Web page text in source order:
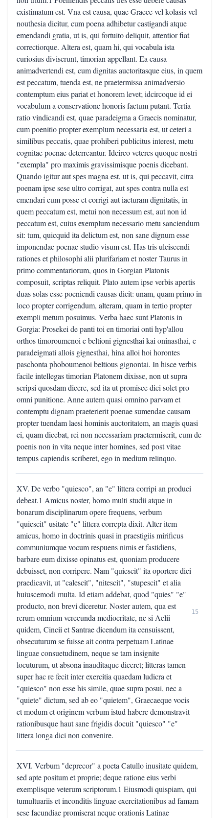
existimatum est. Vna est causa, quae Graece vel kolasis vel
nouthesia dicitur, cum poena adhibetur castigandi atque
emendandi gratia, ut is, qui fortuito deliquit, attentior fiat
correctiorque. Altera est, quam hi, qui vocabula ista
curiosius diviserunt, timorian appellant. Ea causa
animadvertendi est, cum dignitas auctoritasque eius, in quem
est peccatum, tuenda est, ne praetermissa animadversio
contemptum eius pariat et honorem levet; idcircoque id ei
vocabulum a conservatione honoris factum putant. Tertia
ratio vindicandi est, quae paradeigma a Graecis nominatur,
cum poenitio propter exemplum necessaria est, ut ceteri a
similibus peccatis, quae prohiberi publicitus interest, metu
cognitae poenae deterreantur. Idcirco veteres quoque nostri
"exempla" pro maximis gravissimisque poenis dicebant.
Quando igitur aut spes magna est, ut is, qui peccavit, citra
poenam ipse sese ultro corrigat, aut spes contra nulla est
emendari eum posse et corrigi aut iacturam dignitatis, in
quem peccatum est, metui non necessum est, aut non id
peccatum est, cuius exemplum necessario metu sanciendum
sit: tum, quicquid ita delictum est, non sane dignum esse
imponendae poenae studio visum est. Has tris ulciscendi
rationes et philosophi alii plurifariam et noster Taurus in
primo commentariorum, quos in Gorgian Platonis
composuit, scriptas reliquit. Plato autem ipse verbis apertis
duas solas esse poeniendi causas dicit: unam, quam primo in
loco propter corrigendum, alteram, quam in tertio propter
exempli metum posuimus. Verba haec sunt Platonis in
Gorgia: Prosekei de panti toi en timoriai onti hyp'allou
orthos timoroumenoi e beltioni gignesthai kai oninasthai, e
paradeigmati allois gignesthai, hina alloi hoi horontes
paschonta phoboumenoi beltious gignontai. In hisce verbis
facile intellegas timorian Platonem dixisse, non ut supra
scripsi quosdam dicere, sed ita ut promisce dici solet pro
omni punitione. Anne autem quasi omnino parvam et
contemptu dignam praeterierit poenae sumendae causam
propter tuendam laesi hominis auctoritatem, an magis quasi
ei, quam dicebat, rei non necessariam praetermiserit, cum de
poenis non in vita neque inter homines, sed post vitae
tempus capiendis scriberet, ego in medium relinquo.
XV. De verbo "quiesco", an "e" littera corripi an produci
debeat.1 Amicus noster, homo multi studii atque in
bonarum disciplinarum opere frequens, verbum
"quiescit" usitate "e" littera correpta dixit. Alter item
amicus, homo in doctrinis quasi in praestigiis mirificus
communiumque vocum respuens nimis et fastidiens,
barbare eum dixisse opinatus est, quoniam producere
debuisset, non corripere. Nam "quiescit" ita oportere dici
praedicavit, ut "calescit", "nitescit", "stupescit" et alia
huiuscemodi multa. Id etiam addebat, quod "quies" "e"
producto, non brevi diceretur. Noster autem, qua est
rerum omnium verecunda mediocritate, ne si Aelii
quidem, Cincii et Santrae dicendum ita censuissent,
obsecuturum se fuisse ait contra perpetuam Latinae
linguae consuetudinem, neque se tam insignite
locuturum, ut absona inauditaque diceret; litteras tamen
super hac re fecit inter exercitia quaedam ludicra et
"quiesco" non esse his simile, quae supra posui, nec a
"quiete" dictum, sed ab eo "quietem", Graecaeque vocis
et modum et originem verbum istud habere demonstravit
rationibusque haut sane frigidis docuit "quiesco" "e"
littera longa dici non convenire.
15
XVI. Verbum "deprecor" a poeta Catullo inusitate quidem,
sed apte positum et proprie; deque ratione eius verbi
exemplisque veterum scriptorum.1 Eiusmodi quispiam, qui
tumultuariis et inconditis linguae exercitationibus ad famam
sese facundiae promiserat neque orationis Latinae